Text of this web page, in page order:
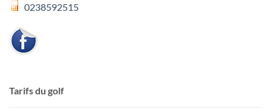
0238592515
Tarifs du golf